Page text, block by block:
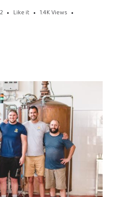
Like it 1.4K Views